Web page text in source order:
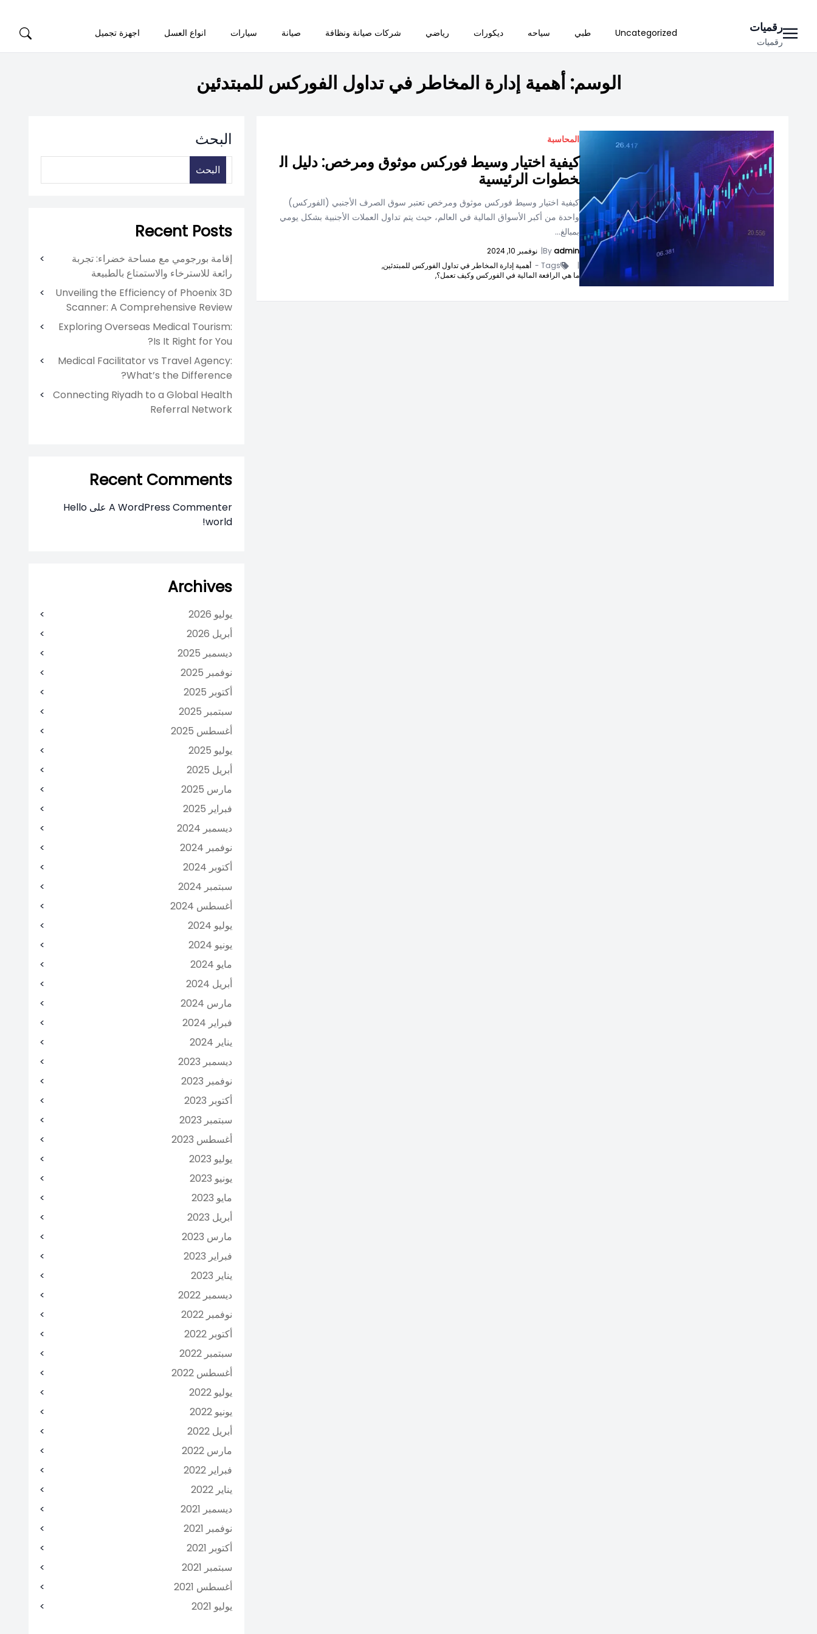
content
رقميات
رقميات
Uncategorized طبي سياحه ديكورات رياضي شركات صيانة ونظافة صيانة سيارات انواع العسل اجهزة تجميل
الوسم:أهمية إدارة المخاطر في تداول الفوركس للمبتدئين
المحاسبة
كيفية اختيار وسيط فوركس موثوق ومرخص: دليل ال
خطوات الرئيسية
كيفية اختيار وسيط فوركس موثوق ومرخص تعتبر سوق الصرف الأجنبي (الفوركس)
واحدة من أكبر الأسواق المالية في العالم، حيث يتم تداول العملات الأجنبية بشكل يومي
بمبالغ...
Byadmin
| نوفمبر 10, 2024
|
Tags -
أهمية إدارة المخاطر في تداول الفوركس للمبتدئين,
ما هي الرافعة المالية في الفوركس وكيف تعمل؟,
البحث
البحث
Recent Posts
إقامة بورجومي مع مساحة خضراء: تجربة
رائعة للاسترخاء والاستمتاع بالطبيعة
Unveiling the Efficiency of Phoenix 3D
Scanner: A Comprehensive Review
Exploring Overseas Medical Tourism:
Is It Right for You?
Medical Facilitator vs Travel Agency:
What’s the Difference?
Connecting Riyadh to a Global Health
Referral Network
Recent Comments
A WordPress Commenter على Hello
world!
Archives
يوليو 2026
أبريل 2026
ديسمبر 2025
نوفمبر 2025
أكتوبر 2025
سبتمبر 2025
أغسطس 2025
يوليو 2025
أبريل 2025
مارس 2025
فبراير 2025
ديسمبر 2024
نوفمبر 2024
أكتوبر 2024
سبتمبر 2024
أغسطس 2024
يوليو 2024
يونيو 2024
مايو 2024
أبريل 2024
مارس 2024
فبراير 2024
يناير 2024
ديسمبر 2023
نوفمبر 2023
أكتوبر 2023
سبتمبر 2023
أغسطس 2023
يوليو 2023
يونيو 2023
مايو 2023
أبريل 2023
مارس 2023
فبراير 2023
يناير 2023
ديسمبر 2022
نوفمبر 2022
أكتوبر 2022
سبتمبر 2022
أغسطس 2022
يوليو 2022
يونيو 2022
أبريل 2022
مارس 2022
فبراير 2022
يناير 2022
ديسمبر 2021
نوفمبر 2021
أكتوبر 2021
سبتمبر 2021
أغسطس 2021
يوليو 2021